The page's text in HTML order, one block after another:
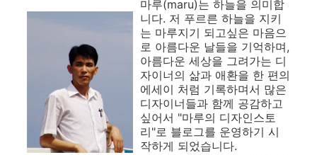
마루(maru)는 하늘을 의미합
니다. 저 푸르른 하늘을 지키
는 마루지기 되고싶은 마음으
로 아름다운 날들을 기억하며,
아름다운 세상을 그려가는 디
자이너의 삶과 애환을 한 편의
에세이 처럼 기록하며서 많은
디자이너들과 함께 공감하고
싶어서 "마루의 디자인스토
리"로 블로그를 운영하기 시
작하게 되었습니다.